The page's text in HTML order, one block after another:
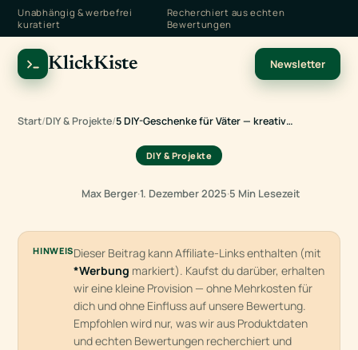
Unabhängig & werbefrei
kuratiert
Recherchiert aus echten
Bewertungen
KlickKiste Newsletter
Start/DIY & Projekte/5 DIY-Geschenke für Väter — kreativ…
DIY & Projekte
Max Berger·1. Dezember 2025·5 Min Lesezeit
HINWEISDieser Beitrag kann Affiliate-Links enthalten (mit
*Werbung markiert). Kaufst du darüber, erhalten
wir eine kleine Provision — ohne Mehrkosten für
dich und ohne Einfluss auf unsere Bewertung.
Empfohlen wird nur, was wir aus Produktdaten
und echten Bewertungen recherchiert und